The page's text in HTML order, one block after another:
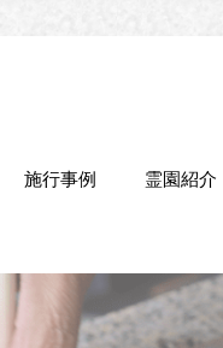
施行事例 霊園紹介